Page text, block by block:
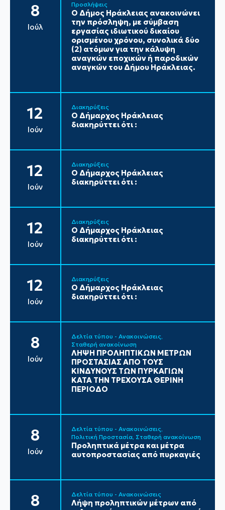
8
Ιούλ
Προσλήψεις
Ο Δήμος Ηράκλειας ανακοινώνει
την πρόσληψη, με σύμβαση
εργασίας ιδιωτικού δικαίου
ορισμένου χρόνου, συνολικά δύο
(2) ατόμων για την κάλυψη
αναγκών εποχικών ή παροδικών
αναγκών του Δήμου Ηράκλειας.
12
Ιούν
Διακηρύξεις
Ο Δήμαρχος Ηράκλειας
διακηρύττει ότι :
12
Ιούν
Διακηρύξεις
Ο Δήμαρχος Ηράκλειας
διακηρύττει ότι :
12
Ιούν
Διακηρύξεις
Ο Δήμαρχος Ηράκλειας
διακηρύττει ότι :
12
Ιούν
Διακηρύξεις
Ο Δήμαρχος Ηράκλειας
διακηρύττει ότι :
8
Ιούν
Δελτία τύπου - Ανακοινώσεις
Σταθερή ανακοίνωση
ΛΗΨΗ ΠΡΟΛΗΠΤΙΚΩΝ ΜΕΤΡΩΝ
ΠΡΟΣΤΑΣΙΑΣ ΑΠΟ ΤΟΥΣ
ΚΙΝΔΥΝΟΥΣ ΤΩΝ ΠΥΡΚΑΓΙΩΝ
ΚΑΤΑ ΤΗΝ ΤΡΕΧΟΥΣΑ ΘΕΡΙΝΗ
ΠΕΡΙΟΔΟ
8
Ιούν
Δελτία τύπου - Ανακοινώσεις
Πολιτική Προστασία Σταθερή ανακοίνωση
Προληπτικά μέτρα και μέτρα
αυτοπροστασίας από πυρκαγιές
8 Δελτία τύπου - Ανακοινώσεις
Λήψη προληπτικών μέτρων από